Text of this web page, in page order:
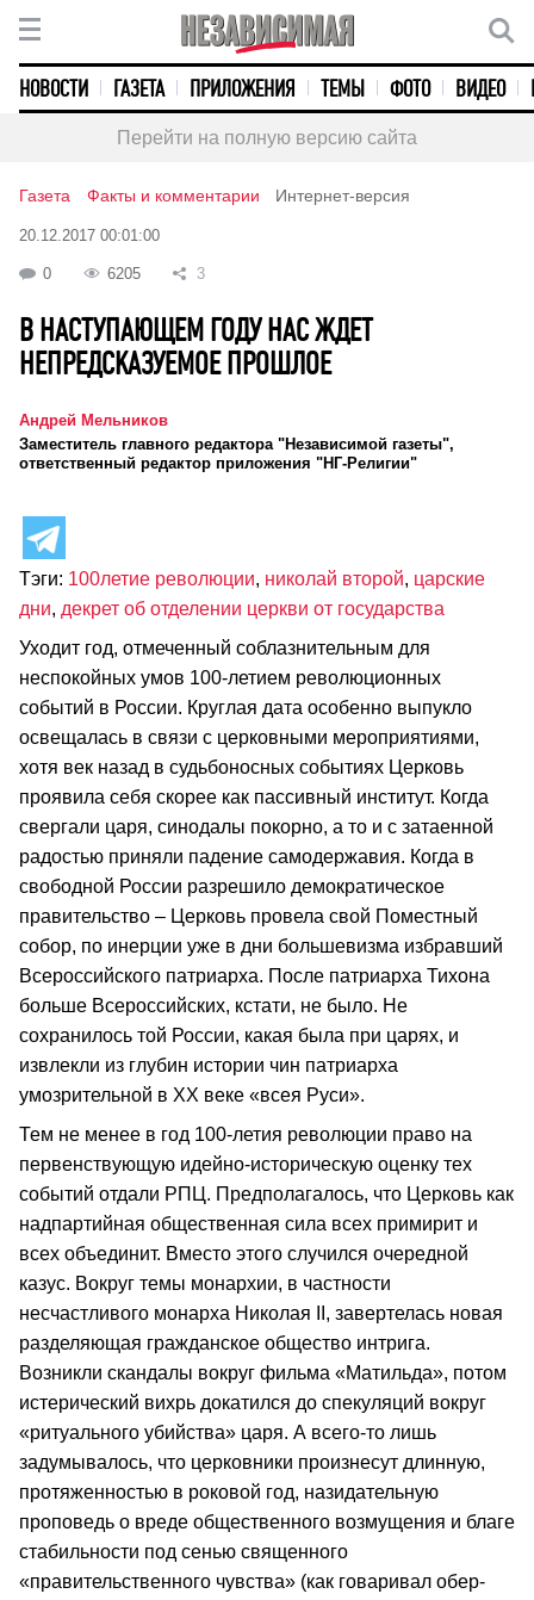
НОВОСТИ ГАЗЕТА ПРИЛОЖЕНИЯ ТЕМЫ ФОТО ВИДЕО
Перейти на полную версию сайта
Газета Факты и комментарии Интернет-версия
20.12.2017 00:01:00
0 6205 3
В НАСТУПАЮЩЕМ ГОДУ НАС ЖДЕТ
НЕПРЕДСКАЗУЕМОЕ ПРОШЛОЕ
Андрей Мельников
Заместитель главного редактора "Независимой газеты",
ответственный редактор приложения "НГ-Религии"
Тэги: 100летие революции, николай второй, царские
дни, декрет об отделении церкви от государства
Уходит год, отмеченный соблазнительным для
неспокойных умов 100-летием революционных
событий в России. Круглая дата особенно выпукло
освещалась в связи с церковными мероприятиями,
хотя век назад в судьбоносных событиях Церковь
проявила себя скорее как пассивный институт. Когда
свергали царя, синодалы покорно, а то и с затаенной
радостью приняли падение самодержавия. Когда в
свободной России разрешило демократическое
правительство – Церковь провела свой Поместный
собор, по инерции уже в дни большевизма избравший
Всероссийского патриарха. После патриарха Тихона
больше Всероссийских, кстати, не было. Не
сохранилось той России, какая была при царях, и
извлекли из глубин истории чин патриарха
умозрительной в XX веке «всея Руси».
Тем не менее в год 100-летия революции право на
первенствующую идейно-историческую оценку тех
событий отдали РПЦ. Предполагалось, что Церковь как
надпартийная общественная сила всех примирит и
всех объединит. Вместо этого случился очередной
казус. Вокруг темы монархии, в частности
несчастливого монарха Николая II, завертелась новая
разделяющая гражданское общество интрига.
Возникли скандалы вокруг фильма «Матильда», потом
истерический вихрь докатился до спекуляций вокруг
«ритуального убийства» царя. А всего-то лишь
задумывалось, что церковники произнесут длинную,
протяженностью в роковой год, назидательную
проповедь о вреде общественного возмущения и благе
стабильности под сенью священного
«правительственного чувства» (как говаривал обер-